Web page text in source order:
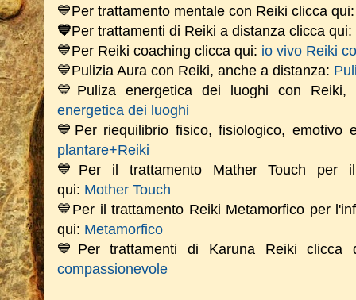
💙Per trattamento mentale con Reiki clicca
💙Per trattamenti di Reiki a distanza clicca qui:
💙Per Reiki coaching clicca qui: io vivo Reiki
💙Pulizia Aura con Reiki, anche a distanza:
💙Puliza energetica dei luoghi con
energetica dei luoghi
💙Per riequilibrio fisico, fisiologico, emotivo
plantare+Reiki
💙Per il trattamento Mather Touch per
qui: Mother Touch
💙Per il trattamento Reiki Metamorfico per
qui: Metamorfico
💙Per trattamenti di Karuna Reiki
compassionevole